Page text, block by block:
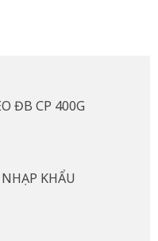
ĐB CP 400G
₫.
KHẨU